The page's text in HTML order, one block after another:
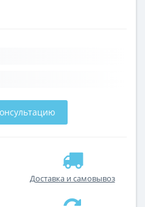
Доставка и самовывоз